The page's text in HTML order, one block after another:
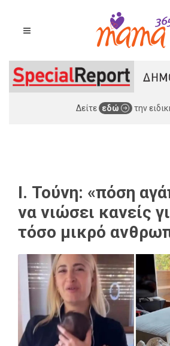
Δείτε εδώ την
Ι. Τούνη: «πόση
να νιώσει κανείς
τόσο μικρό